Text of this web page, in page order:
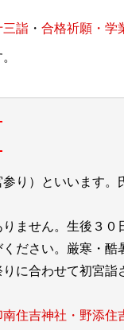
三詣 ・ 合格祈願・学
り）といいます。
ません。生後３０
ださい。厳寒・酷
に合わせて初宮詣
南住吉神社・野添住